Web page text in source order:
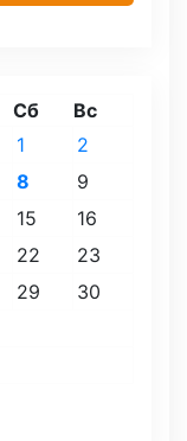
Сб Вс
1
2
8
9
15
16
22
23
29
30